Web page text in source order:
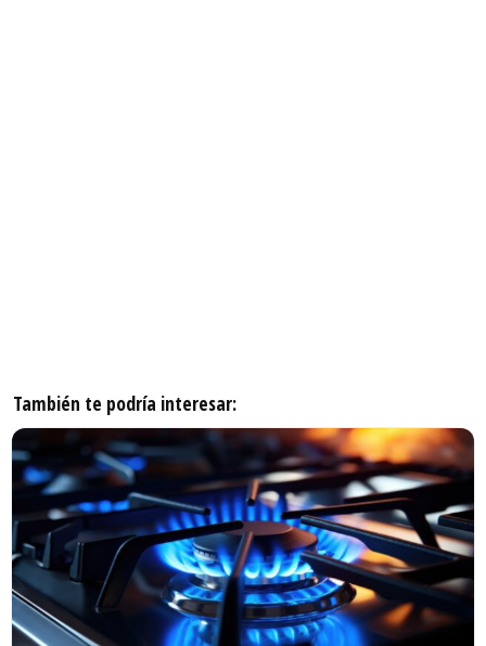
También te podría interesar: